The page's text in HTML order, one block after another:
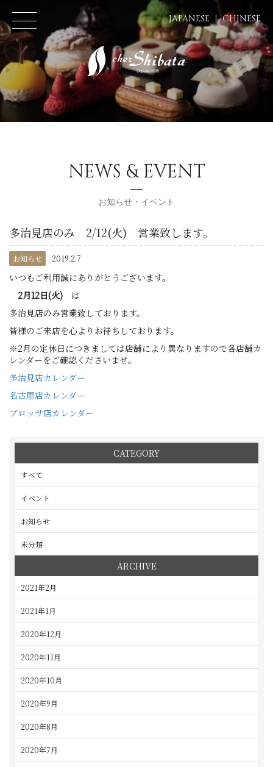
JAPANESE CHINESE
NEWS & EVENT
お知らせ・イベント
多治見店のみ 2/12(火) 営業致します。
お知らせ 2019.2.7
いつもご利用誠にありがとうございます。
2月12日(火) は
多治見店のみ営業致しております。
皆様のご来店を心よりお待ちしております。
※2月の定休日につきましては店舗により異なりますので各店舗カ
レンダーをご確認くださいませ。
多治見店カレンダー
名古屋店カレンダー
ブロッサ店カレンダー
CATEGORY
すべて
イベント
お知らせ
未分類
ARCHIVE
2021年2月
2021年1月
2020年12月
2020年11月
2020年10月
2020年9月
2020年8月
2020年7月